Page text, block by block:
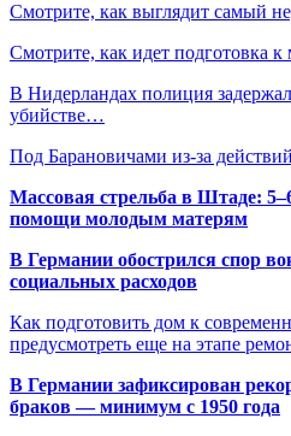
Смотрите, как выглядит самый
Смотрите, как идет подготовка
В Нидерландах полиция
убийстве…
Под Барановичами из-за
Массовая стрельба в Штаде:
помощи молодым матерям
В Германии обострился спор
социальных расходов
Как подготовить дом к
предусмотреть еще на этапе
В Германии зафиксирован
браков — минимум с 1950 года